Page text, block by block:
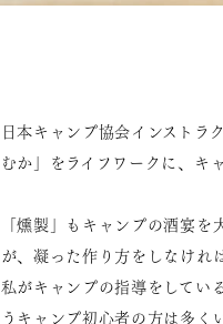
日本キャンプ協会インストラ
むか」をライフワークに、キ
「燻製」もキャンプの酒宴
が、凝った作り方をしなけれ
私がキャンプの指導をしてい
うキャンプ初心者の方は多く